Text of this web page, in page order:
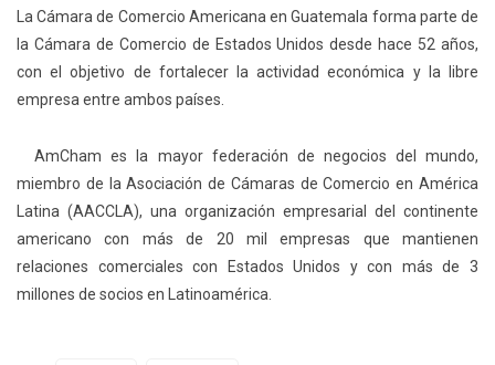
La Cámara de Comercio Americana en Guatemala forma parte de
la Cámara de Comercio de Estados Unidos desde hace 52 años,
con el objetivo de fortalecer la actividad económica y la libre
empresa entre ambos países.
AmCham es la mayor federación de negocios del mundo,
miembro de la Asociación de Cámaras de Comercio en América
Latina (AACCLA), una organización empresarial del continente
americano con más de 20 mil empresas que mantienen
relaciones comerciales con Estados Unidos y con más de 3
millones de socios en Latinoamérica.